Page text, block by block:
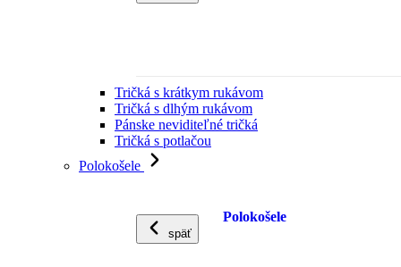
Tričká s krátkym rukávom
Tričká s dlhým rukávom
Pánske neviditeľné tričká
Tričká s potlačou
Polokošele
späť
Polokošele